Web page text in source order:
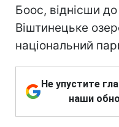
Боос, віднісши
Віштинецьке
національний
Не упустите
наши